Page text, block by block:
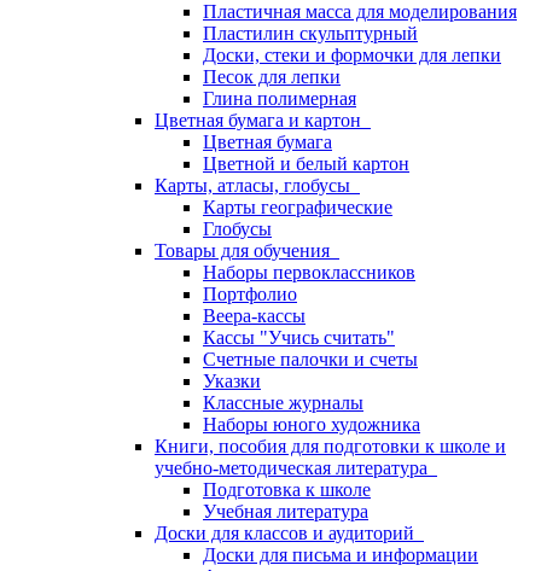
Пластичная масса для моделирования
Пластилин скульптурный
Доски, стеки и формочки для лепки
Песок для лепки
Глина полимерная
Цветная бумага и картон
Цветная бумага
Цветной и белый картон
Карты, атласы, глобусы
Карты географические
Глобусы
Товары для обучения
Наборы первоклассников
Портфолио
Веера-кассы
Кассы "Учись считать"
Счетные палочки и счеты
Указки
Классные журналы
Наборы юного художника
Книги, пособия для подготовки к школе и
учебно-методическая литература
Подготовка к школе
Учебная литература
Доски для классов и аудиторий
Доски для письма и информации